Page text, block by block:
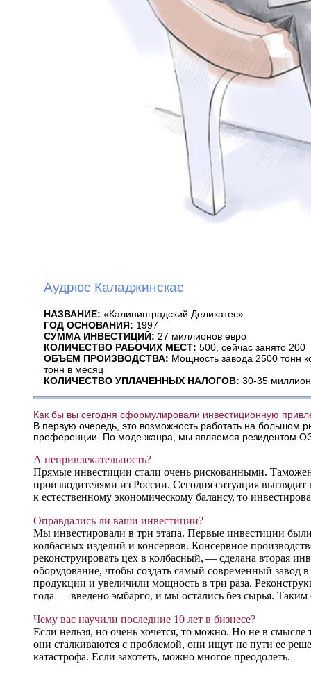
Аудрюс Каладжинскас
НАЗВАНИЕ: «Калининградский Деликатес»
ГОД ОСНОВАНИЯ: 1997
СУММА ИНВЕСТИЦИЙ: 27 миллионов евро
КОЛИЧЕСТВО РАБОЧИХ МЕСТ: 500, сейчас занято 200
ОБЪЕМ ПРОИЗВОДСТВА: Мощность завода 2500 тонн
тонн в месяц
КОЛИЧЕСТВО УПЛАЧЕННЫХ НАЛОГОВ: 30-35
Как бы вы сегодня сформулировали инвестиционную
В первую очередь, это возможность работать на
преференции. По моде жанра, мы являемся резидентом
А непривлекательность?
Прямые инвестиции стали очень рискованными.
производителями из России. Сегодня ситуация
к естественному экономическому балансу, то
Оправдались ли ваши инвестиции?
Мы инвестировали в три этапа. Первые инвестиции
колбасных изделий и консервов. Консервное
реконструировать цех в колбасный, — сделана вторая
оборудование, чтобы создать самый современный завод
продукции и увеличили мощность в три раза.
года — введено эмбарго, и мы остались без сырья. Таким
Чему вас научили последние 10 лет в бизнесе?
Если нельзя, но очень хочется, то можно. Но не в
они сталкиваются с проблемой, они ищут не пути ее
катастрофа. Если захотеть, можно многое преодолеть.